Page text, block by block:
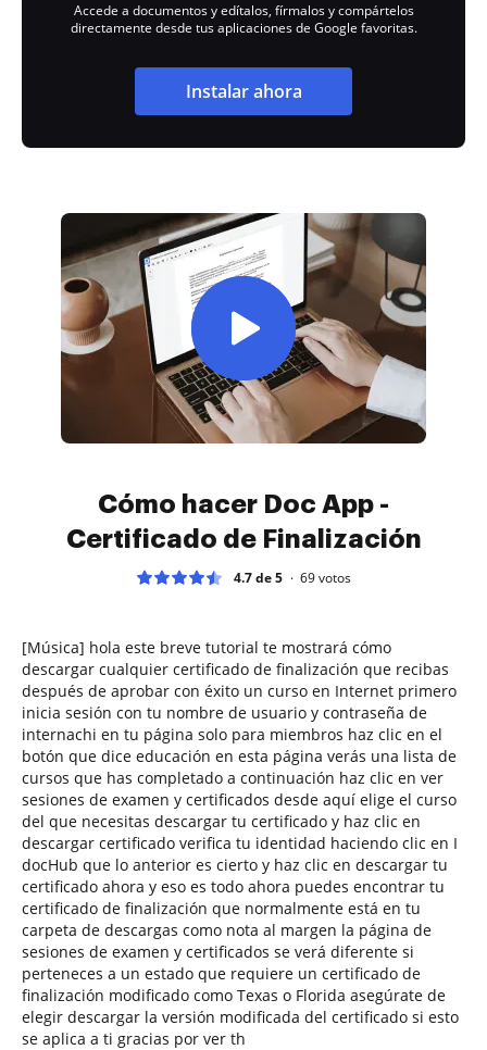
Accede a documentos y edítalos, fírmalos y compártelos
directamente desde tus aplicaciones de Google favoritas.
Instalar ahora
Cómo hacer Doc App -
Certificado de Finalización
4.7 de 5 69votos
[Música] hola este breve tutorial te mostrará cómo
descargar cualquier certificado de finalización que recibas
después de aprobar con éxito un curso en Internet primero
inicia sesión con tu nombre de usuario y contraseña de
internachi en tu página solo para miembros haz clic en el
botón que dice educación en esta página verás una lista de
cursos que has completado a continuación haz clic en ver
sesiones de examen y certificados desde aquí elige el curso
del que necesitas descargar tu certificado y haz clic en
descargar certificado verifica tu identidad haciendo clic en I
docHub que lo anterior es cierto y haz clic en descargar tu
certificado ahora y eso es todo ahora puedes encontrar tu
certificado de finalización que normalmente está en tu
carpeta de descargas como nota al margen la página de
sesiones de examen y certificados se verá diferente si
perteneces a un estado que requiere un certificado de
finalización modificado como Texas o Florida asegúrate de
elegir descargar la versión modificada del certificado si esto
se aplica a ti gracias por ver th